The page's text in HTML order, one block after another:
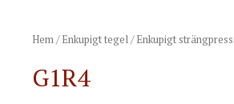
Hem/Enkupigt tegel/Enkupigt
G1R4